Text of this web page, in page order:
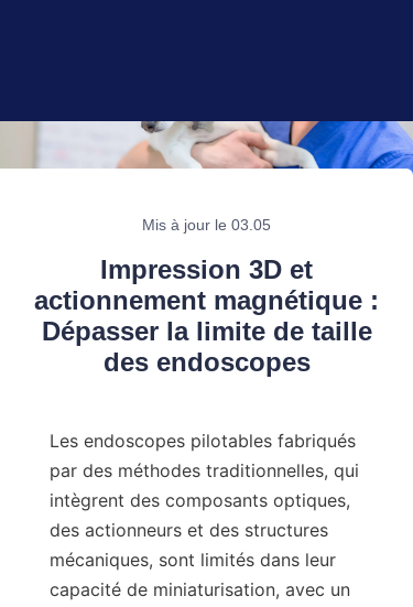
Mis à jour le 03.05
Impression 3D et
actionnement magnétique :
Dépasser la limite de taille
des endoscopes
Les endoscopes pilotables fabriqués
par des méthodes traditionnelles, qui
intègrent des composants optiques,
des actionneurs et des structures
mécaniques, sont limités dans leur
capacité de miniaturisation, avec un